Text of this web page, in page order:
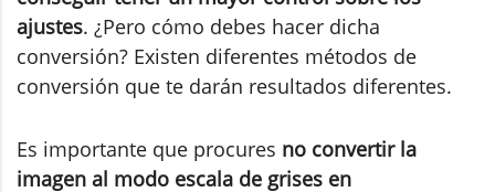
ajustes. ¿Pero cómo debes hacer dicha
conversión? Existen diferentes métodos de
conversión que te darán resultados diferentes.
Es importante que procures no convertir la
imagen al modo escala de grises en